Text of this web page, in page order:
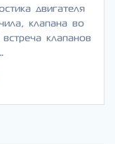
двигателя
клапана во
клапанов